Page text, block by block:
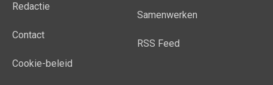
Redactie
Contact
Cookie-beleid
Samenwerken
RSS Feed